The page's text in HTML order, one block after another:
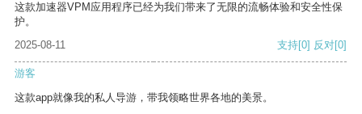
这款加速器VPM应用程序已经为我们带来了无限的流畅体验和安全性保
护。
2025-08-11
支持[0] 反对[0]
游客
这款app就像我的私人导游，带我领略世界各地的美景。